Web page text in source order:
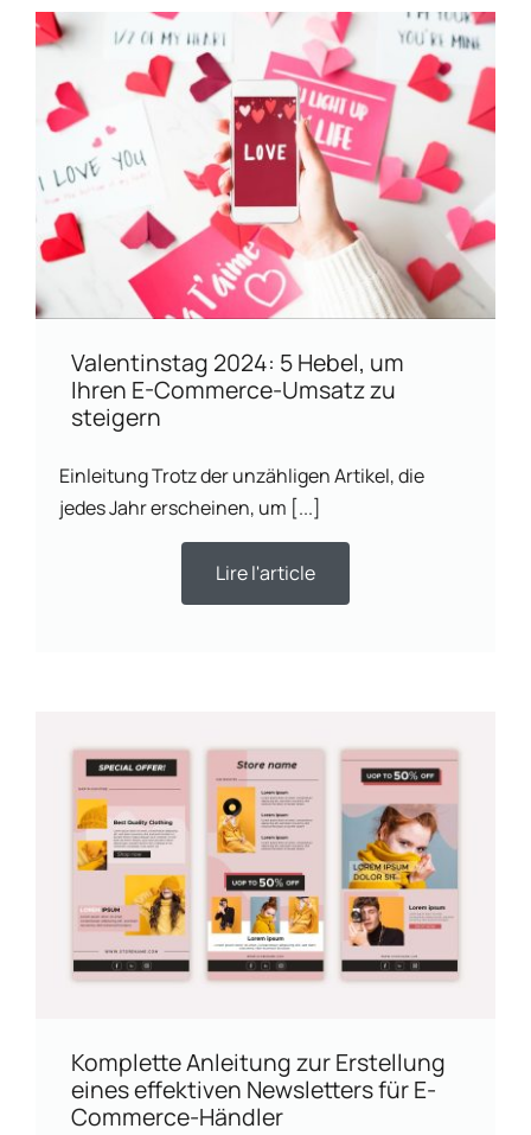
Valentinstag 2024: 5 Hebel, um
Ihren E-Commerce-Umsatz zu
steigern
Einleitung Trotz der unzähligen Artikel, die
jedes Jahr erscheinen, um [...]
Lire l'article
Komplette Anleitung zur Erstellung
eines effektiven Newsletters für E-
Commerce-Händler